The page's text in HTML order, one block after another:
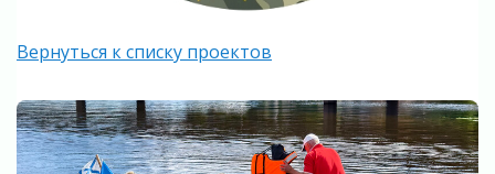
Вернуться к списку проектов